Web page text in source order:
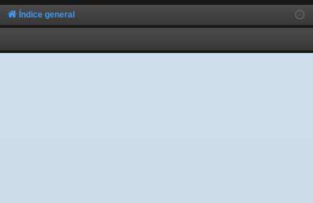
os
ar
ist
rs
Índice general